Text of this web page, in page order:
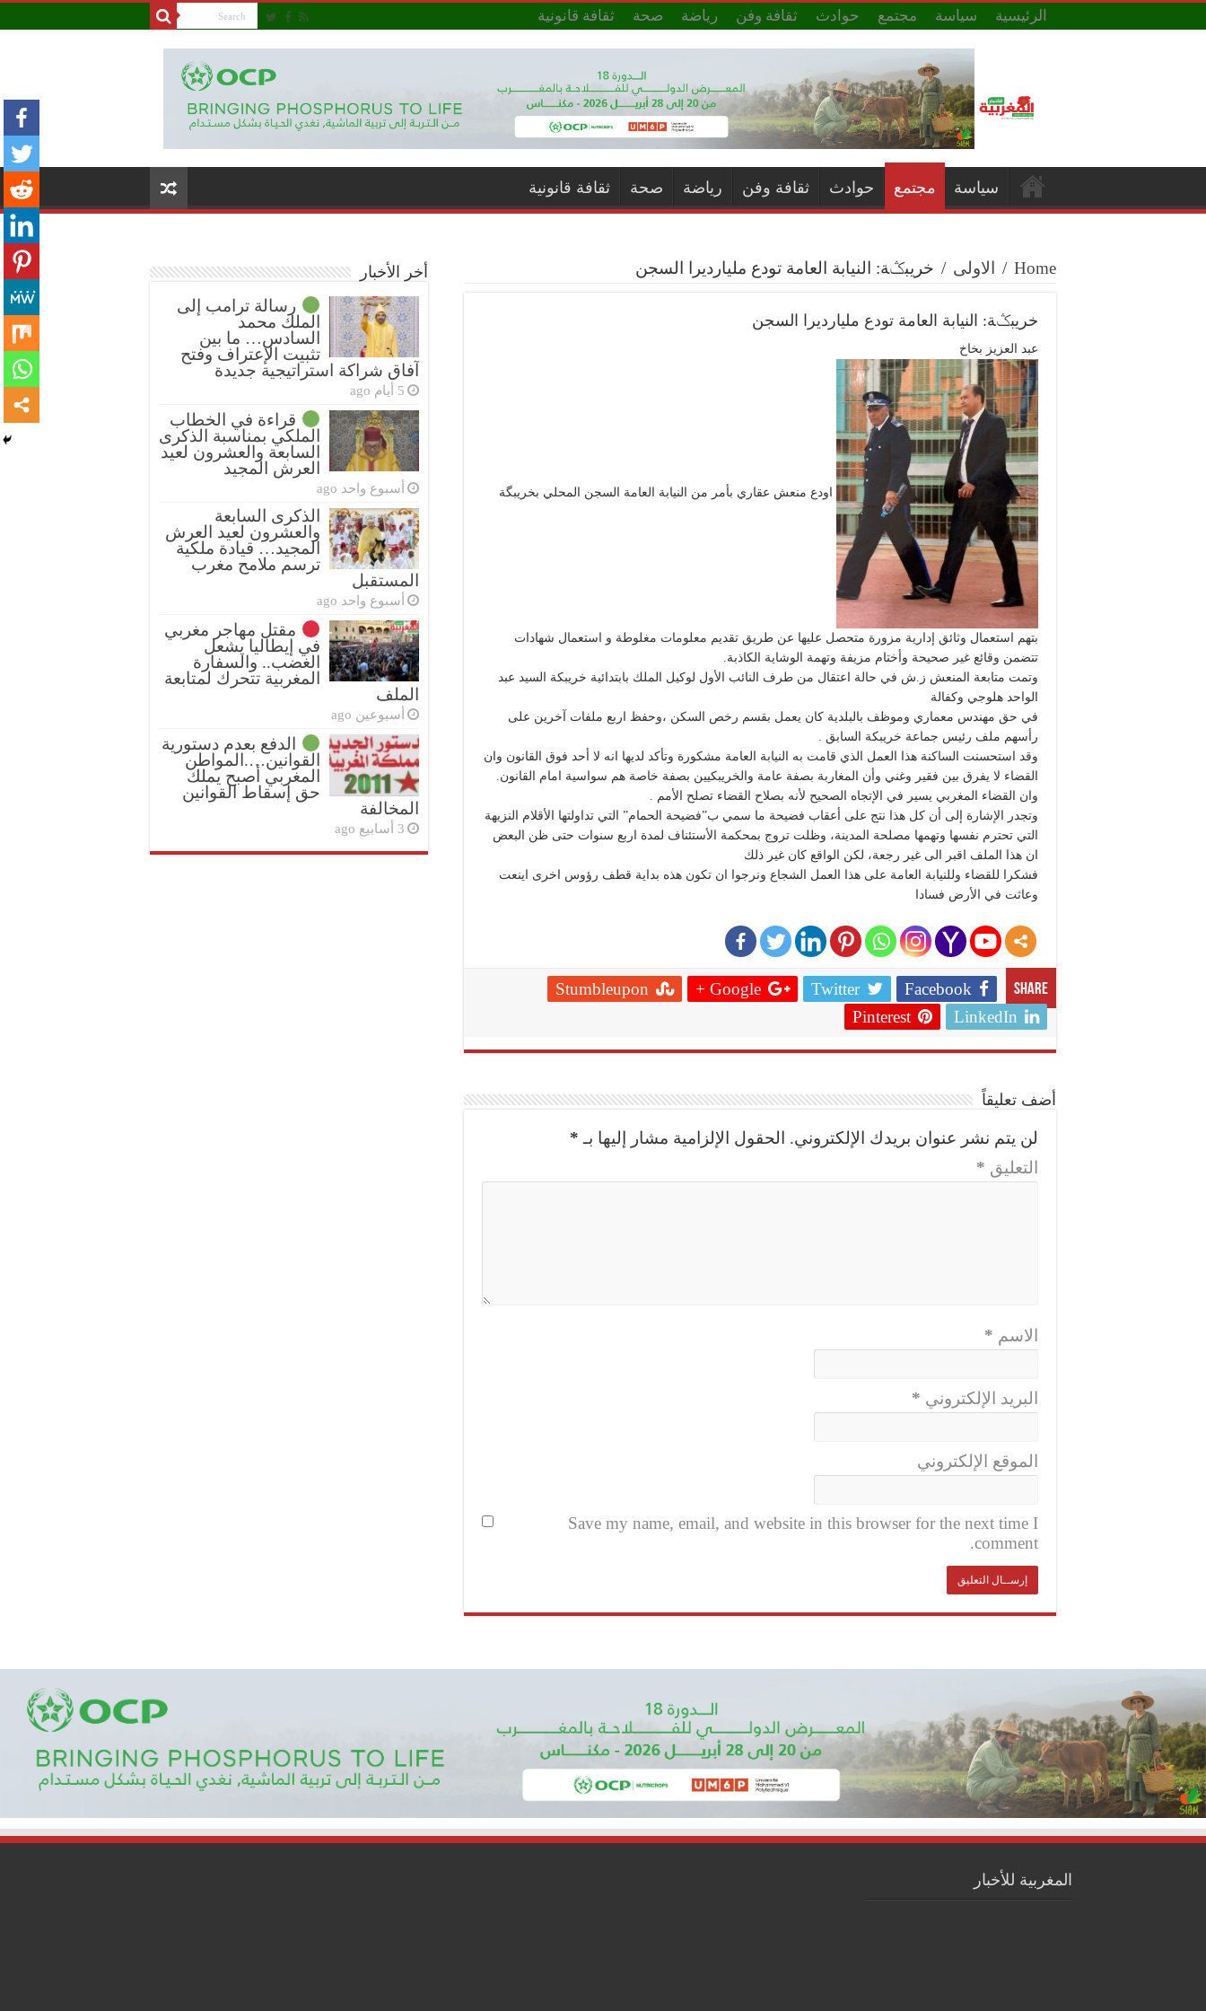
الرئيسية سياسة مجتمع حوادث ثقافة وفن رياضة صحة ثقافة قانونية
سياسة مجتمع حوادث ثقافة وفن رياضة صحة ثقافة قانونية
Home
/ الاولى / خريبݣة: النيابة العامة تودع مليارديرا السجن
خريبݣة: النيابة العامة تودع مليارديرا السجن
عبد العزيز بخاخ
اودع منعش عقاري بأمر من النيابة العامة السجن المحلي بخريبگة
بتهم استعمال وثائق إدارية مزورة متحصل عليها عن طريق تقديم معلومات مغلوطة و استعمال شهادات
تتضمن وقائع غير صحيحة وأختام مزيفة وتهمة الوشاية الكاذبة.
وتمت متابعة المنعش ز.ش في حالة اعتقال من طرف النائب الأول لوكيل الملك بابتدائية خريبكة السيد عبد
الواحد هلوجي وكفالة
في حق مهندس معماري وموظف بالبلدية كان يعمل بقسم رخص السكن ،وحفظ اربع ملفات آخرين على
رأسهم ملف رئيس جماعة خريبكة السابق .
وقد استحسنت الساكنة هذا العمل الذي قامت به النيابة العامة مشكورة وتأكد لديها انه لا أحد فوق القانون وان
القضاء لا يفرق بين فقير وغني وأن المغاربة بصفة عامة والخريبكيين بصفة خاصة هم سواسية امام القانون.
وان القضاء المغربي يسير في الإتجاه الصحيح لأنه بصلاح القضاء تصلح الأمم .
وتجدر الإشارة إلى أن كل هذا نتج على أعقاب فضيحة ما سمي ب”فضيحة الحمام” التي تداولتها الأقلام النزيهة
التي تحترم نفسها وتهمها مصلحة المدينة، وظلت تروج بمحكمة الأستئناف لمدة اربع سنوات حتى ظن البعض
ان هذا الملف اقبر الى غير رجعة، لكن الواقع كان غير ذلك
فشكرا للقضاء وللنيابة العامة على هذا العمل الشجاع ونرجوا ان تكون هذه بداية قطف رؤوس اخرى اينعت
وعاثت في الأرض فسادا
Share
Facebook
Twitter
Google +
Stumbleupon
LinkedIn
Pinterest
أضف تعليقاً
لن يتم نشر عنوان بريدك الإلكتروني. الحقول الإلزامية مشار إليها بـ *
التعليق *
الاسم *
البريد الإلكتروني *
الموقع الإلكتروني
Save my name, email, and website in this browser for the next time I
comment.
أخر الأخبار
رسالة ترامب إلى
الملك محمد
السادس… ما بين
تثبيت الإعتراف وفتح
آفاق شراكة استراتيجية جديدة
5 أيام ago
قراءة في الخطاب
الملكي بمناسبة الذكرى
السابعة والعشرون لعيد
العرش المجيد
أسبوع واحد ago
الذكرى السابعة
والعشرون لعيد العرش
المجيد… قيادة ملكية
ترسم ملامح مغرب
المستقبل
أسبوع واحد ago
مقتل مهاجر مغربي
في إيطاليا يشعل
الغضب.. والسفارة
المغربية تتحرك لمتابعة
الملف
أسبوعين ago
الدفع بعدم دستورية
القوانين….المواطن
المغربي أصبح يملك
حق إسقاط القوانين
المخالفة
3 أسابيع ago
المغربية للأخبار